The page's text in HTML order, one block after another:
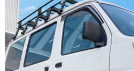
愛知県豊田市昭和町へ洗濯蛇口の
した。
2026/07/28